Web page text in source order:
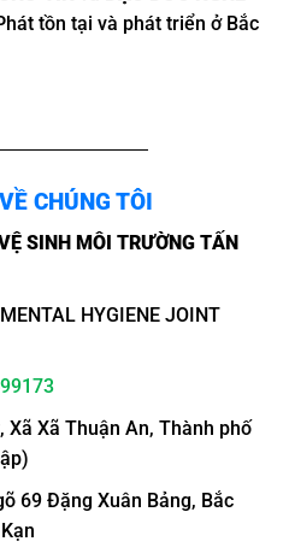
tồn tại và phát triển ở Bắc
CHÚNG TÔI
SINH MÔI TRƯỜNG TẤN
HYGIENE JOINT
Xã Xã Thuận An, Thành phố
69 Đặng Xuân Bảng, Bắc